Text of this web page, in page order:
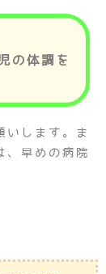
の体調を
します。ま
、早めの病院